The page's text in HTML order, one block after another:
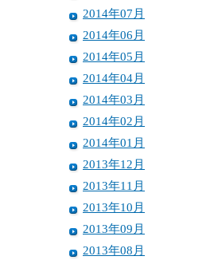
2014年07月
2014年06月
2014年05月
2014年04月
2014年03月
2014年02月
2014年01月
2013年12月
2013年11月
2013年10月
2013年09月
2013年08月